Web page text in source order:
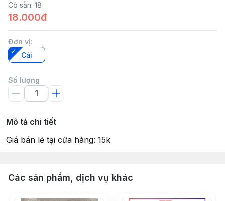
Có sẵn: 18
18.000đ
Đơn vị:
Cái
Số lượng
Mô tả chi tiết
Giá bán lẻ tại cửa hàng: 15k
Các sản phẩm, dịch vụ khác